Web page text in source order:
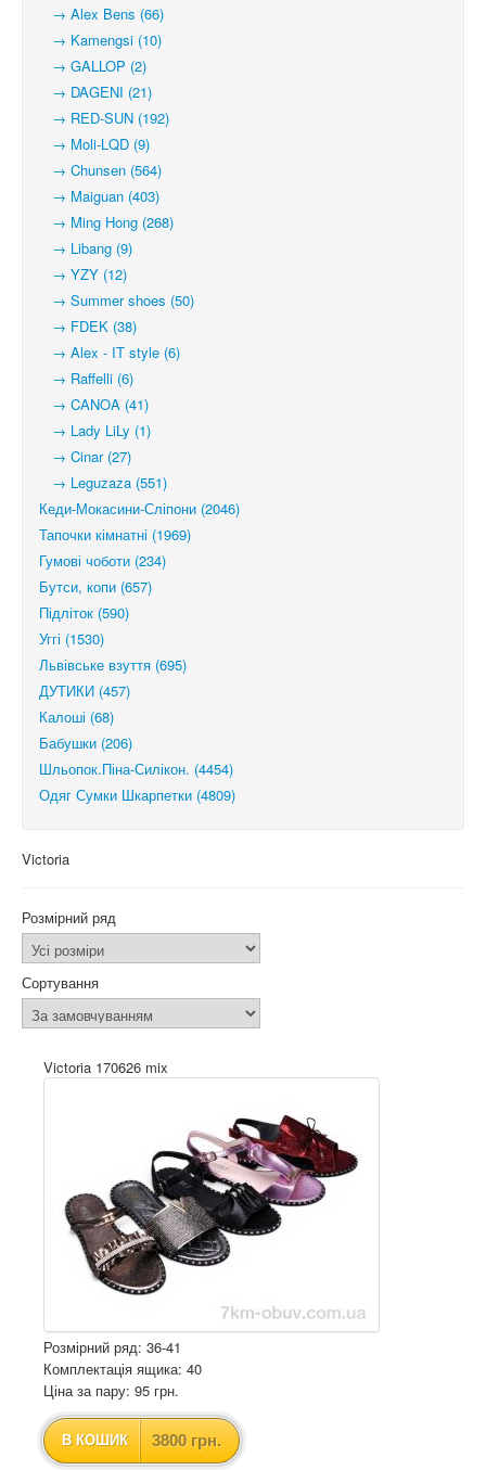
→ Alex Bens (66)
→ Kamengsi (10)
→ GALLOP (2)
→ DAGENI (21)
→ RED-SUN (192)
→ Moli-LQD (9)
→ Chunsen (564)
→ Maiguan (403)
→ Ming Hong (268)
→ Libang (9)
→ YZY (12)
→ Summer shoes (50)
→ FDEK (38)
→ Alex - IT style (6)
→ Raffelli (6)
→ CANOA (41)
→ Lady LiLy (1)
→ Cinar (27)
→ Leguzaza (551)
Кеди-Мокасини-Сліпони (2046)
Тапочки кімнатні (1969)
Гумові чоботи (234)
Бутси, копи (657)
Підліток (590)
Уггі (1530)
Львівське взуття (695)
ДУТИКИ (457)
Калоші (68)
Бабушки (206)
Шльопок.Піна-Силікон. (4454)
Одяг Сумки Шкарпетки (4809)
Victoria
Розмірний ряд
Сортування
Victoria 170626 mix
Розмірний ряд: 36-41
Комплектація ящика: 40
Ціна за пару: 95 грн.
В КОШИК 3800 грн.